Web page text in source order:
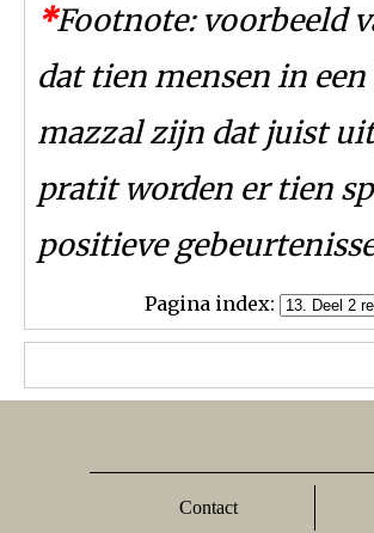
*Footnote: voorbeeld
dat tien mensen in
mazzal zijn dat juist
pratit worden er tien
positieve
Pagina index:
Contact